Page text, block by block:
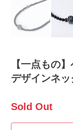
【一点もの
デザインネッ
Sold Out